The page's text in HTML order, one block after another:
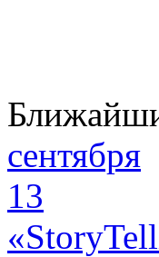
сентября
13